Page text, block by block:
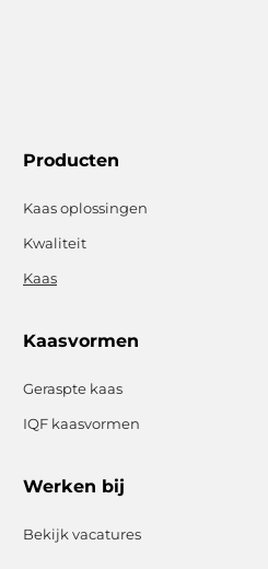
Producten
Kaas oplossingen
Kwaliteit
Kaas
Kaasvormen
Geraspte kaas
IQF kaasvormen
Werken bij
Bekijk vacatures